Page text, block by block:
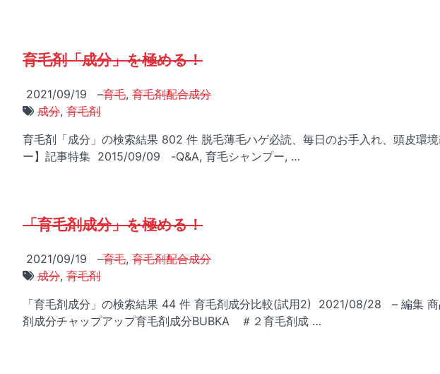
育毛剤「成分」を極める！
2021/09/19 –育毛, 育毛剤配合成分
成分, 育毛剤
育毛剤「成分」の検索結果 802 件 脱毛薄毛ハゲ必読、毎日のお手入れ、頭皮環
ー】記事特集 2015/09/09 -Q&A, 育毛シャンプー, …
「育毛剤成分」を極める！
2021/09/19 –育毛, 育毛剤配合成分
成分, 育毛剤
「育毛剤成分」の検索結果 44 件 育毛剤成分比較(試用2) 2021/08/28 – 編集
剤成分チャップアップ育毛剤成分BUBKA ＃２育毛剤成 …